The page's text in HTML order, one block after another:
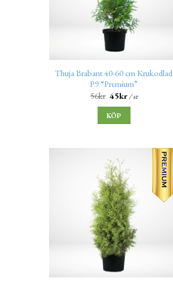
Thuja Brabant 40-60 cm Krukodlad
P9 “Premium”
56kr 45kr/ st
KÖP